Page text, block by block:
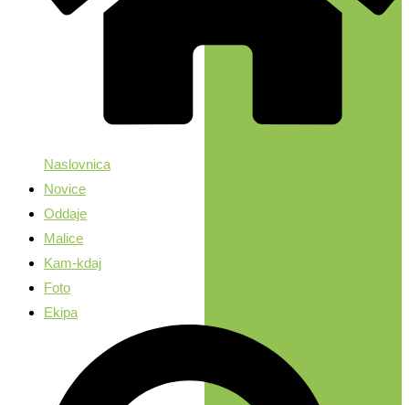
Naslovnica
Novice
Oddaje
Malice
Kam-kdaj
Foto
Ekipa